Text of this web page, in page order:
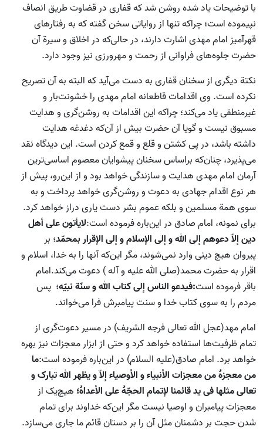
با توضیحات یاد شده روشن شد که قفاری در قضاوت طریق انصاف
نپیموده‌ است؛ چرا‌که تنها از روایاتی سخن گفته‌ که به رفتارهای
قهرآمیز امام مهدی اشارت دارند، در حالی‌که در اخلاق و سیرة آن
حضرت جلوه‌های فراوانی از رحمت و مهرورزی نیز وجود دارد.
نکتة دیگری از سخنان قفاری به دست می‌آید که البته به آن تصریح
نکرده ‌است. وی اقدامات قاطعانه امام مهدی را خشونت‌بار و
غیرمنطقی یاد می‌کند؛ چرا‌که این اقدامات به روشن‌گری و هدایت
مسبوق نیست و گویا آن حضرت بیش از آن‌که دغدغه‌ هدایت
داشته باشد، در پی کشتن و قلع و قمع کردن است. این دیدگاه نقد
می‌پذیرد، چنان‌که براساس سخنان پیشوایان معصوم اساسی‌ترین
آرمان امام مهدی هدایت و سازندگی خواهد بود و از این‌رو، پیش از
هر نوع اقدام جهادی به دعوت و روشن‌گری خواهد پرداخت و به
سوی همة مسلمین و بلکه عموم بشر دست یاری دراز خواهد کرد.
برای نمونه، امام صادق در این‌باره فرموده است:لایأتون علی أهل
دین إلاّ دعوهم إلی الله و إلی الإسلام و إلی الإقرار بمحمّد؛ بر
پیروان هیچ دینی وارد نمی‌شوند، مگر این‌که آنها را به خدا، اسلام و
اقرار به حضرت محمد(صلی الله علیه و آله ) دعوت می‌کند.امام
باقر فرموده است:فیدعو الناس إلی کتاب الله و سنّة نبیّه؛ پس
مردم را به سوی کتاب خدا و سنت پیامبرش فرا می‌خواند.
امام مهد(عجل الله تعالی فرجه الشریف) در مسیر دعوت‌گری از
تمام ظرفیت‌ها استفاده خواهد کرد و حتی از ابزار معجزات نیز بهره
خواهد برد. امام صادق(علیه السلام) در این‌باره فرموده است:ما
من معجزۀ من معجزات الأنبیاء و الأوصیاء إلاّ و یظهر الله تبارک و
تعالی مثلها فی ید قائمنا لإتمام الحجّۀ علی الأعداۀ؛ هیچ‌یک از
معجزات پیامبران و اوصیا نیست مگر این‌که خداوند برای تمام
شدن حجت بر دشمنان مثل آن را بر دستان قائم ما جاری می‌سازد.